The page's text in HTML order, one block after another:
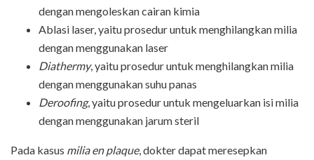
dengan mengoleskan cairan kimia
Ablasi laser, yaitu prosedur untuk menghilangkan milia
dengan menggunakan laser
Diathermy, yaitu prosedur untuk menghilangkan milia
dengan menggunakan suhu panas
Deroofing, yaitu prosedur untuk mengeluarkan isi milia
dengan menggunakan jarum steril
Pada kasus milia en plaque, dokter dapat meresepkan